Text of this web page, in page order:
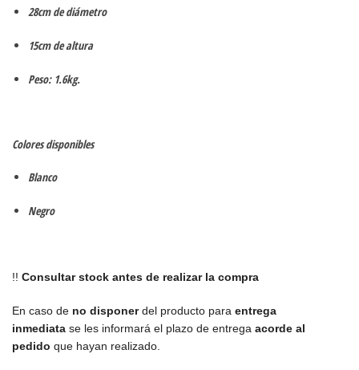
28cm de diámetro
15cm de altura
Peso: 1.6kg.
Colores disponibles
Blanco
Negro
!! Consultar stock antes de realizar la compra
En caso de no disponerdel producto para entrega
inmediata se les informará el plazo de entrega acorde al
pedido que hayan realizado.